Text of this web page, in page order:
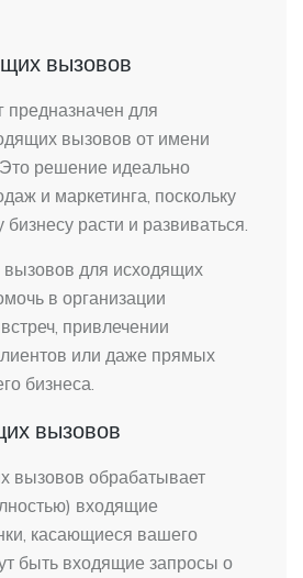
вызовов
предназначен для
вызовов от имени
решение идеально
и маркетинга, поскольку
расти и развиваться.
вызовов для исходящих
в организации
привлечении
или даже прямых
бизнеса.
вызовов
вызовов обрабатывает
входящие
касающиеся вашего
быть входящие запросы о